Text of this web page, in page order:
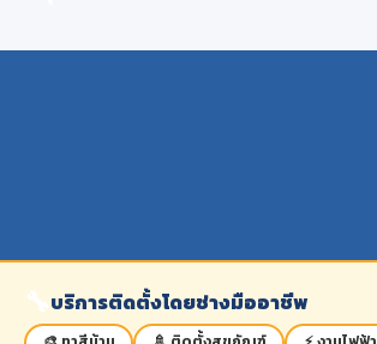
🔧บริการติดตั้งโดยช่างมืออาชีพ